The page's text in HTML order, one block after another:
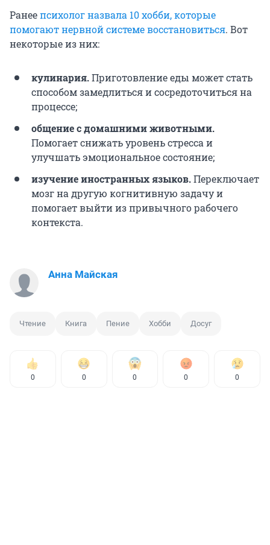
Ранеепсихолог назвала 10 хобби, которые
помогают нервной системе восстановиться. Вот
некоторые из них:
кулинария.Приготовление еды может стать
способом замедлиться и сосредоточиться на
процессе;
общение с домашними животными.
Помогает снижать уровень стресса и
улучшать эмоциональное состояние;
изучение иностранных языков.Переключает
мозг на другую когнитивную задачу и
помогает выйти из привычного рабочего
контекста.
Анна Майская
Чтение Книга Пение Хобби Досуг
0 0 0 0 0